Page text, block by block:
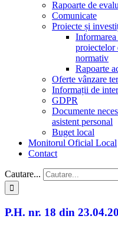
Rapoarte de
Comunicate
Proiecte și
proiectelor
normativ
Rapoarte
Oferte vânzare
Informații de
GDPR
Documente
asistent personal
Buget local
Monitorul Oficial Local
Contact
Cautare...
P.H. nr. 18 din